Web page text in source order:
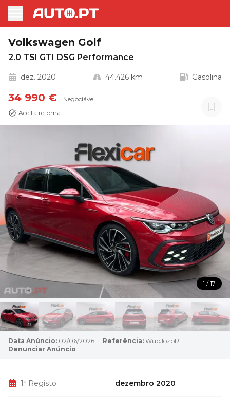
Volkswagen Golf
2.0 TSI GTI DSG Performance
dez. 2020 44.426 km Gasolina
34 990 €
Negociável
Aceita retoma
1 / 17
Data Anúncio: 02/06/2026 Referência: WupJozbR
Denunciar Anúncio
1º Registo dezembro 2020